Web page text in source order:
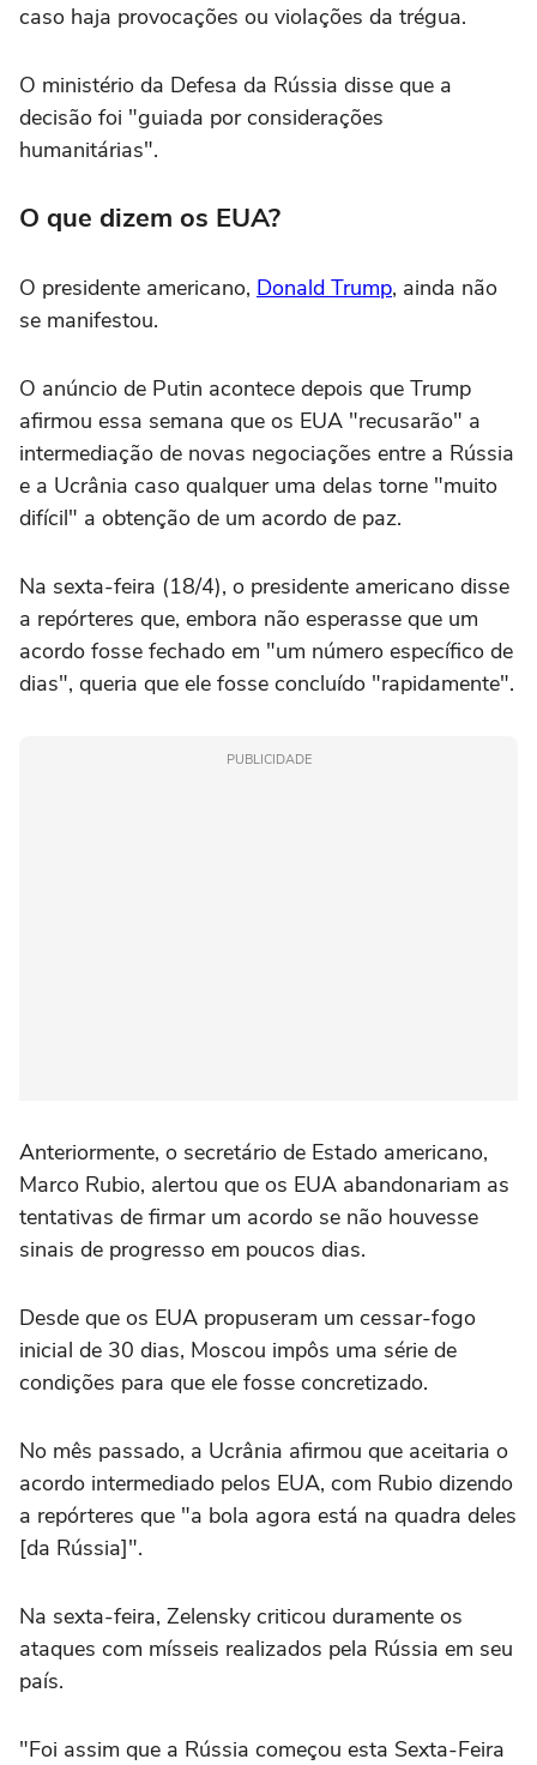
caso haja provocações ou violações da trégua.
O ministério da Defesa da Rússia disse que a
decisão foi "guiada por considerações
humanitárias".
O que dizem os EUA?
O presidente americano, Donald Trump, ainda não
se manifestou.
O anúncio de Putin acontece depois que Trump
afirmou essa semana que os EUA "recusarão" a
intermediação de novas negociações entre a Rússia
e a Ucrânia caso qualquer uma delas torne "muito
difícil" a obtenção de um acordo de paz.
Na sexta-feira (18/4), o presidente americano disse
a repórteres que, embora não esperasse que um
acordo fosse fechado em "um número específico de
dias", queria que ele fosse concluído "rapidamente".
PUBLICIDADE
Anteriormente, o secretário de Estado americano,
Marco Rubio, alertou que os EUA abandonariam as
tentativas de firmar um acordo se não houvesse
sinais de progresso em poucos dias.
Desde que os EUA propuseram um cessar-fogo
inicial de 30 dias, Moscou impôs uma série de
condições para que ele fosse concretizado.
No mês passado, a Ucrânia afirmou que aceitaria o
acordo intermediado pelos EUA, com Rubio dizendo
a repórteres que "a bola agora está na quadra deles
[da Rússia]".
Na sexta-feira, Zelensky criticou duramente os
ataques com mísseis realizados pela Rússia em seu
país.
"Foi assim que a Rússia começou esta Sexta-Feira